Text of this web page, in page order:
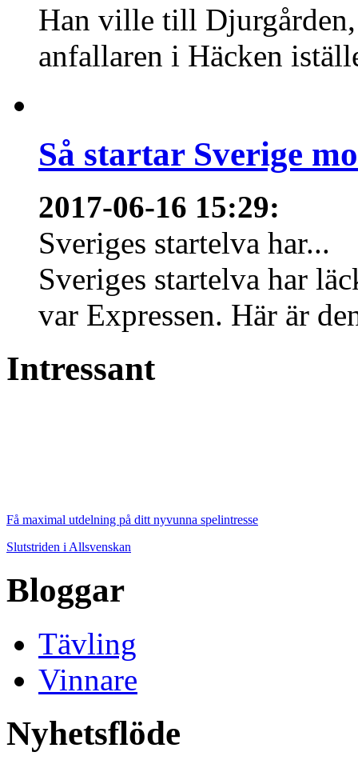
Han ville till Djurgården,
anfallaren i Häcken
Så startar Sverige
2017-06-16 15:29:
Sveriges startelva har...
Sveriges startelva har
var Expressen. Här är
Intressant
Få maximal utdelning på ditt nyvunna spelintresse
Slutstriden i Allsvenskan
Bloggar
Tävling
Vinnare
Nyhetsflöde